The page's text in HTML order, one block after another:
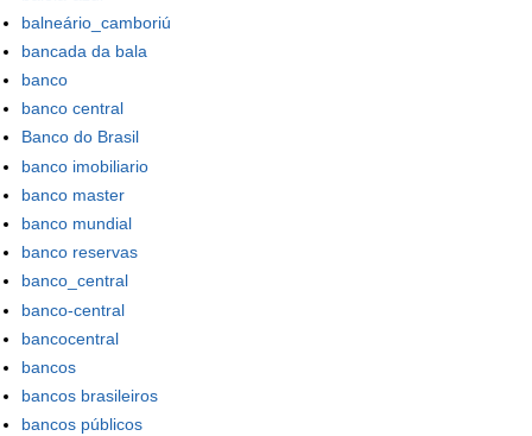
balneário_camboriú
bancada da bala
banco
banco central
Banco do Brasil
banco imobiliario
banco master
banco mundial
banco reservas
banco_central
banco-central
bancocentral
bancos
bancos brasileiros
bancos públicos